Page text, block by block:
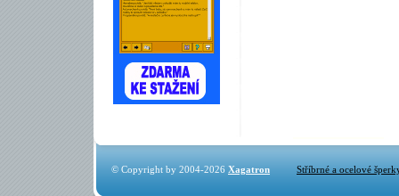
© Copyright by 2004-2026 Xagatron Stříbrné a ocelové